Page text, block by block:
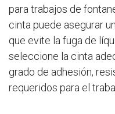
para trabajos de
cinta puede asegurar
que evite la fuga de
seleccione la cinta
grado de adhesión,
requeridos para el